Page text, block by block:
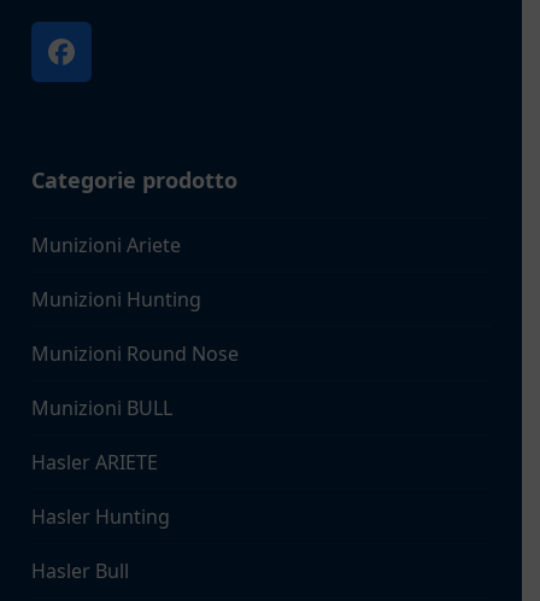
Facebook
Categorie prodotto
Munizioni Ariete
Munizioni Hunting
Munizioni Round Nose
Munizioni BULL
Hasler ARIETE
Hasler Hunting
Hasler Bull